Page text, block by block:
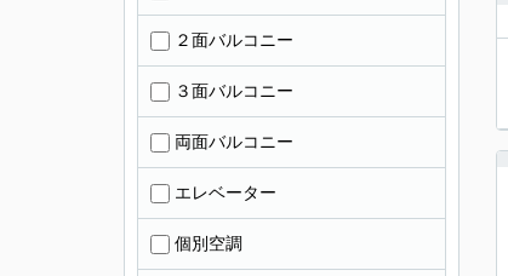
２面バルコニー
３面バルコニー
両面バルコニー
エレベーター
個別空調